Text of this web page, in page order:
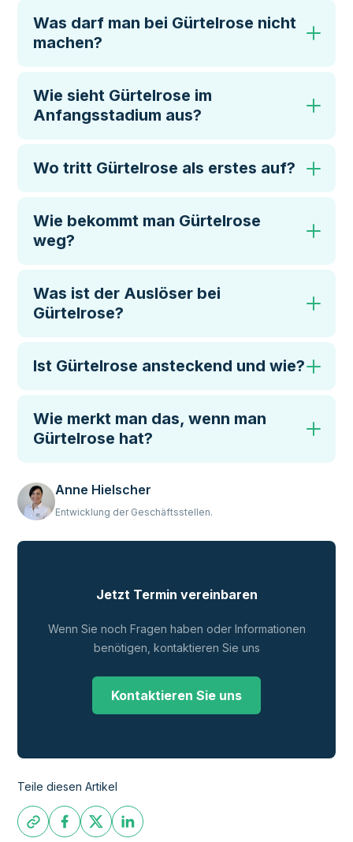
Was darf man bei Gürtelrose nicht
machen?
Wie sieht Gürtelrose im
Anfangsstadium aus?
Wo tritt Gürtelrose als erstes auf?
Wie bekommt man Gürtelrose
weg?
Was ist der Auslöser bei
Gürtelrose?
Ist Gürtelrose ansteckend und wie?
Wie merkt man das, wenn man
Gürtelrose hat?
Anne Hielscher
Entwicklung der Geschäftsstellen.
Jetzt Termin vereinbaren
Wenn Sie noch Fragen haben oder Informationen
benötigen, kontaktieren Sie uns
Kontaktieren Sie uns
Teile diesen Artikel